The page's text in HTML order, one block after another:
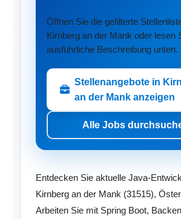
Öffnen Sie die gefilterte
Kirnberg an der Mank oder lesen
ausführliche Beschreibung unten.
Stellenangebote in
an der Mank anzeigen
Alle Jobs
Entdecken Sie aktuelle Java-
Kirnberg an der Mank (31515),
Arbeiten Sie mit Spring Boot,